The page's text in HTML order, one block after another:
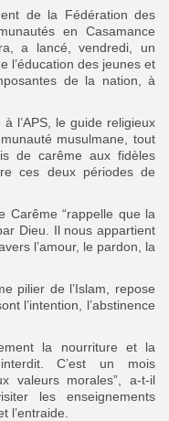
Button
de la Fédération des
en Casamance
a lancé, vendredi, un
l’éducation des jeunes et
de la nation, à
l’APS, le guide religieux
musulmane, tout
de carême aux fidèles
ces deux périodes de
Carême “rappelle que la
Dieu. Il nous appartient
l’amour, le pardon, la
pilier de l’Islam, repose
l’intention, l’abstinence
la nourriture et la
C’est un mois
valeurs morales”, a-t-il
les enseignements
l’entraide.